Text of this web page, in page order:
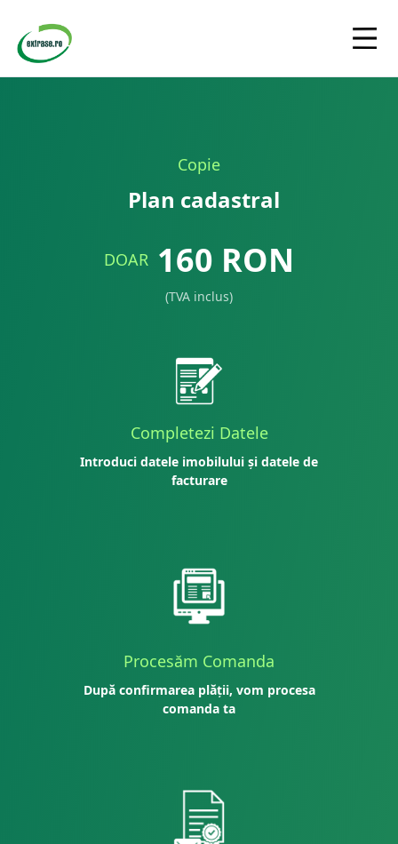
Copie
Plan cadastral
DOAR 160 RON
(TVA inclus)
Completezi Datele
Introduci datele imobilului și datele de
facturare
Procesăm Comanda
După confirmarea plății, vom procesa
comanda ta